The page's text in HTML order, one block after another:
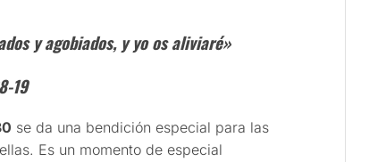
y agobiados, y yo os aliviaré»
19
se da una bendición especial para las
Es un momento de especial